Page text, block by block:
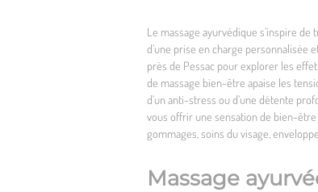
Le massage ayurvédique s’inspire
d’une prise en charge personnalisée
près de Pessac pour explorer les
de massage bien-être apaise les
d’un anti-stress ou d’une détente
vous offrir une sensation de bien-
gommages, soins du visage,
Massage